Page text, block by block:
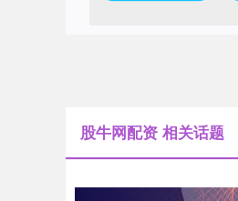
股牛网配资 相关话题